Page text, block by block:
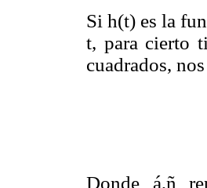
Si h(t) es la
t, para cierto
cuadrados,
Donde á,ñ